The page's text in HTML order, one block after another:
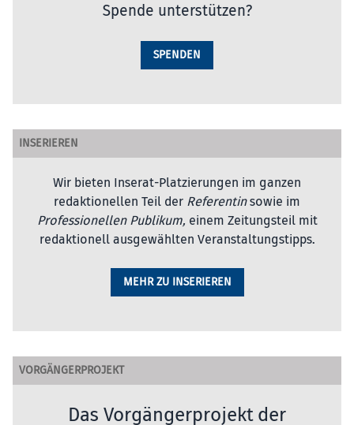
Spende unterstützen?
SPENDEN
INSERIEREN
Wir bieten Inserat-Platzierungen im ganzen
redaktionellen Teil der Referentinsowie im
Professionellen Publikum, einem Zeitungsteil mit
redaktionell ausgewählten Veranstaltungstipps.
MEHR ZU INSERIEREN
VORGÄNGERPROJEKT
Das Vorgängerprojekt der